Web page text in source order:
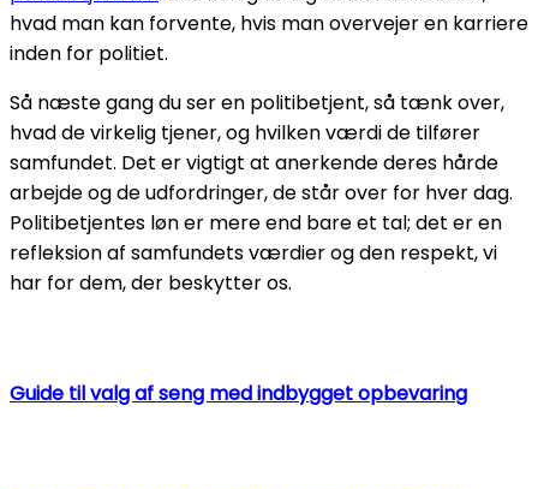
hvad man kan forvente, hvis man overvejer en karriere
inden for politiet.
Så næste gang du ser en politibetjent, så tænk over,
hvad de virkelig tjener, og hvilken værdi de tilfører
samfundet. Det er vigtigt at anerkende deres hårde
arbejde og de udfordringer, de står over for hver dag.
Politibetjentes løn er mere end bare et tal; det er en
refleksion af samfundets værdier og den respekt, vi
har for dem, der beskytter os.
Guide til valg af seng med indbygget opbevaring